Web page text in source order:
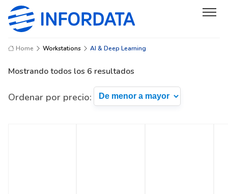
Home Workstations AI & Deep Learning
Mostrando todos los 6 resultados
Ordenar por precio: